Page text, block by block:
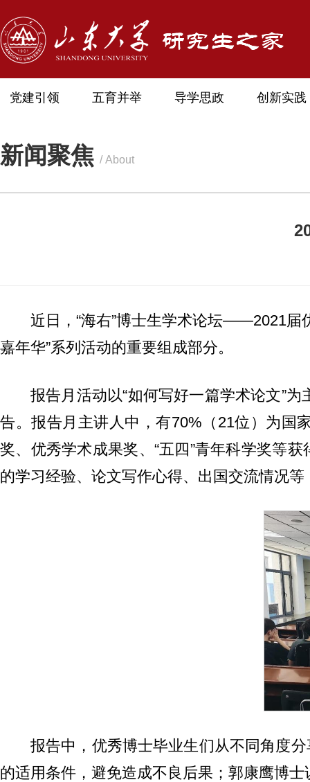
党建引领 五育并举 导学思政 创新实践
新闻聚焦 / About
近日，“海右”博士生学术论坛——2021届
嘉年华”系列活动的重要组成部分。
报告月活动以“如何写好一篇学术论文”
告。报告月主讲人中，有70%（21位）为国
奖、优秀学术成果奖、“五四”青年科学奖等
的学习经验、论文写作心得、出国交流情况
报告中，优秀博士毕业生们从不同角度
的适用条件，避免造成不良后果；郭康鹰博